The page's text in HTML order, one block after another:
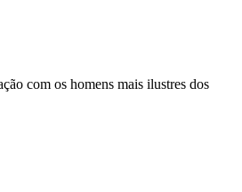
com os homens mais ilustres dos